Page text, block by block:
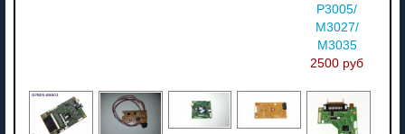
P3005/
M3027/
M3035
2500 руб